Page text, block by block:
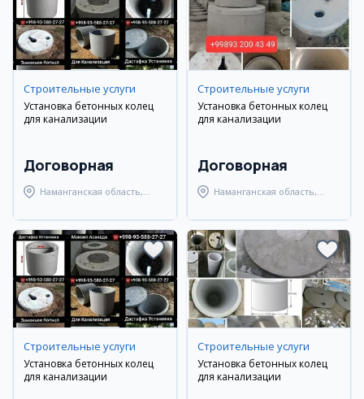
Строительные услуги
Установка бетонных колец
для канализации
Договорная
Наманганская область,
Строительные услуги
Установка бетонных колец
для канализации
Договорная
Наманганская область,
Строительные услуги
Установка бетонных колец
для канализации
Строительные услуги
Установка бетонных колец
для канализации